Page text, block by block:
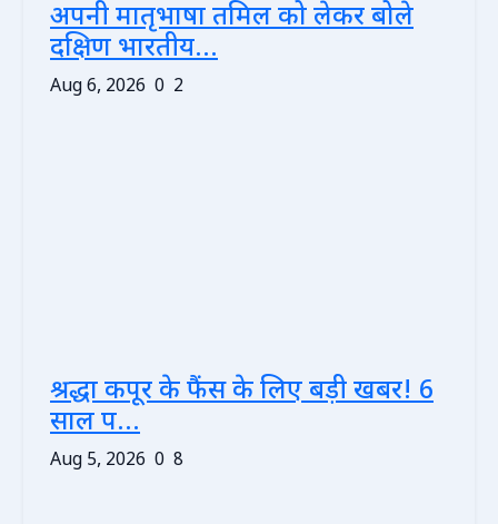
अपनी मातृभाषा तमिल को लेकर बोले
दक्षिण भारतीय...
Aug 6, 2026 0 2
श्रद्धा कपूर के फैंस के लिए बड़ी खबर! 6
साल प...
Aug 5, 2026 0 8